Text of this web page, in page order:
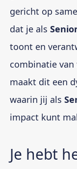
gericht op
dat je als
toont en
combinatie
maakt dit een
waarin jij als
impact kunt
Je hebt